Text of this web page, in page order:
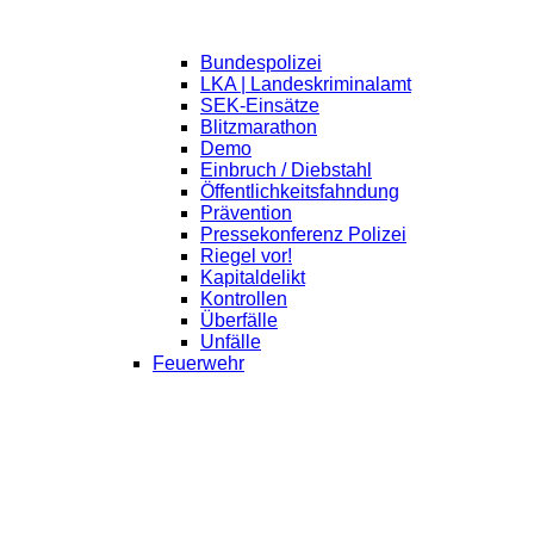
Bundespolizei
LKA | Landeskriminalamt
SEK-Einsätze
Blitzmarathon
Demo
Einbruch / Diebstahl
Öffentlichkeitsfahndung
Prävention
Pressekonferenz Polizei
Riegel vor!
Kapitaldelikt
Kontrollen
Überfälle
Unfälle
Feuerwehr